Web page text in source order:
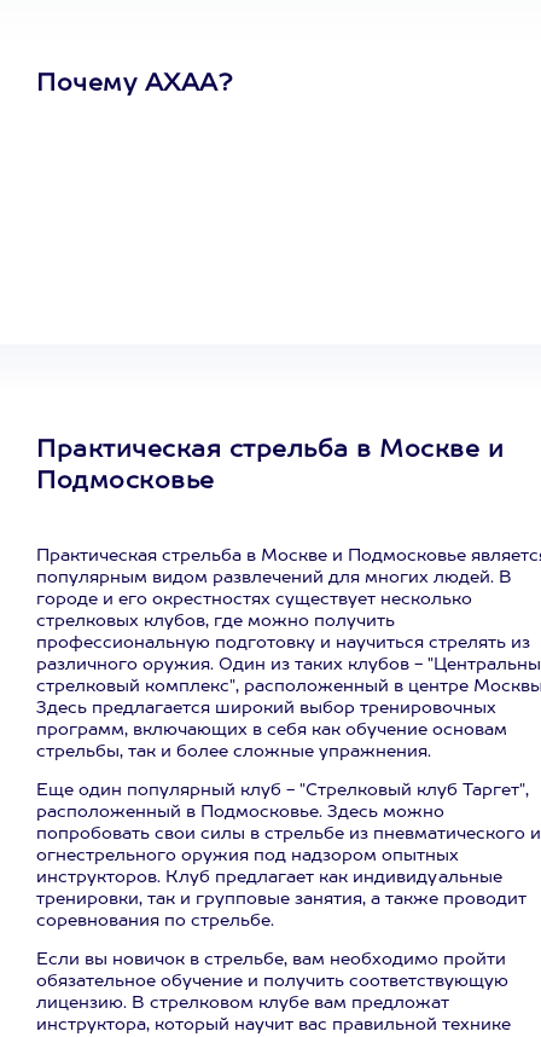
Почему АХАА?
Практическая стрельба в Москве и
Подмосковье
Практическая стрельба в Москве и Подмосковье
популярным видом развлечений для многих людей. В
городе и его окрестностях существует несколько
стрелковых клубов, где можно получить
профессиональную подготовку и научиться стрелять из
различного оружия. Один из таких клубов -
стрелковый комплекс", расположенный в центре
Здесь предлагается широкий выбор тренировочных
программ, включающих в себя как обучение основам
стрельбы, так и более сложные упражнения.
Еще один популярный клуб - "Стрелковый клуб Таргет",
расположенный в Подмосковье. Здесь можно
попробовать свои силы в стрельбе из пневматического и
огнестрельного оружия под надзором опытных
инструкторов. Клуб предлагает как индивидуальные
тренировки, так и групповые занятия, а также проводит
соревнования по стрельбе.
Если вы новичок в стрельбе, вам необходимо пройти
обязательное обучение и получить соответствующую
лицензию. В стрелковом клубе вам предложат
инструктора, который научит вас правильной технике